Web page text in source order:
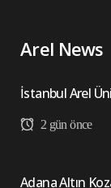
Arel News
İstanbul Arel
2 gün önce
Adana Altın